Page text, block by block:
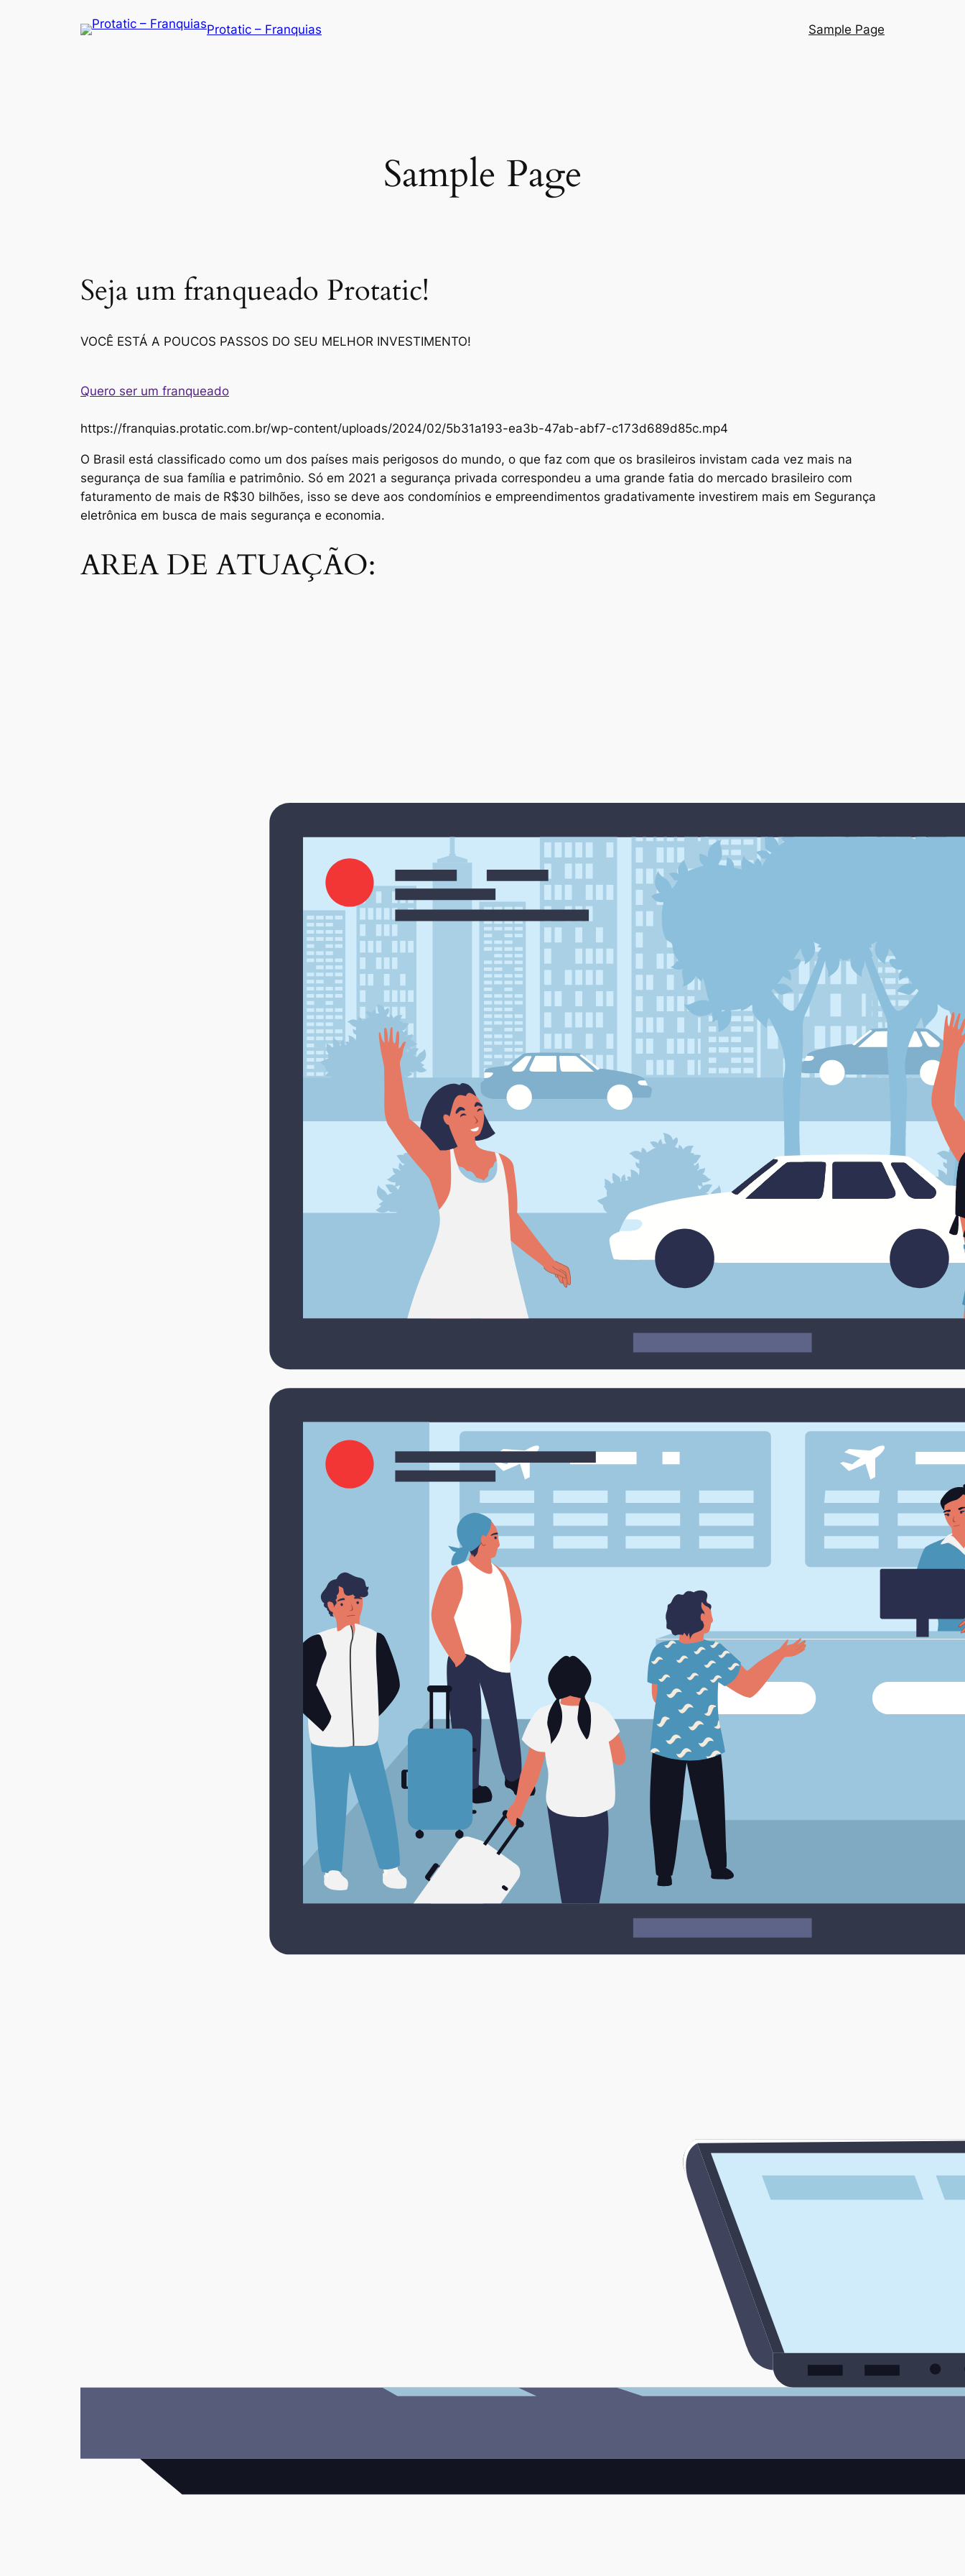
Protatic – Franquias Sample Page
Sample Page
Seja um franqueado Protatic!
VOCÊ ESTÁ A POUCOS PASSOS DO SEU MELHOR INVESTIMENTO!
Quero ser um franqueado
https://franquias.protatic.com.br/wp-content/uploads/2024/02/5b31a193-ea3b-47ab-abf7-c173d689d85c.mp4
O Brasil está classificado como um dos países mais perigosos do mundo, o que faz com que os brasileiros invistam cada vez mais na
segurança de sua família e patrimônio. Só em 2021 a segurança privada correspondeu a uma grande fatia do mercado brasileiro com
faturamento de mais de R$30 bilhões, isso se deve aos condomínios e empreendimentos gradativamente investirem mais em Segurança
eletrônica em busca de mais segurança e economia.
AREA DE ATUAÇÃO: